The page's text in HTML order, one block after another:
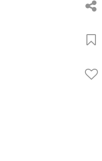
#کابل شبکه
بیشترین
جستجوهای
#کابل شبکه